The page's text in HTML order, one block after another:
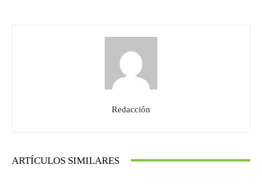
Redacción
ARTÍCULOS SIMILARES